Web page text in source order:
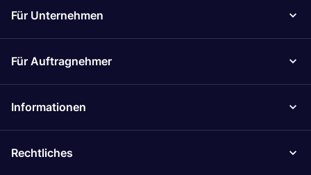
Für Unternehmen
Für Auftragnehmer
Informationen
Rechtliches